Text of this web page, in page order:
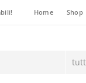
Home Shop